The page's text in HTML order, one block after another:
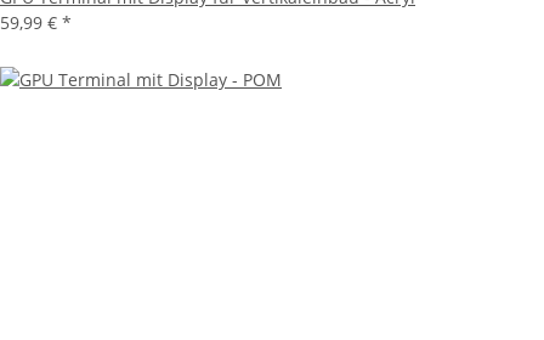
59,99 € *